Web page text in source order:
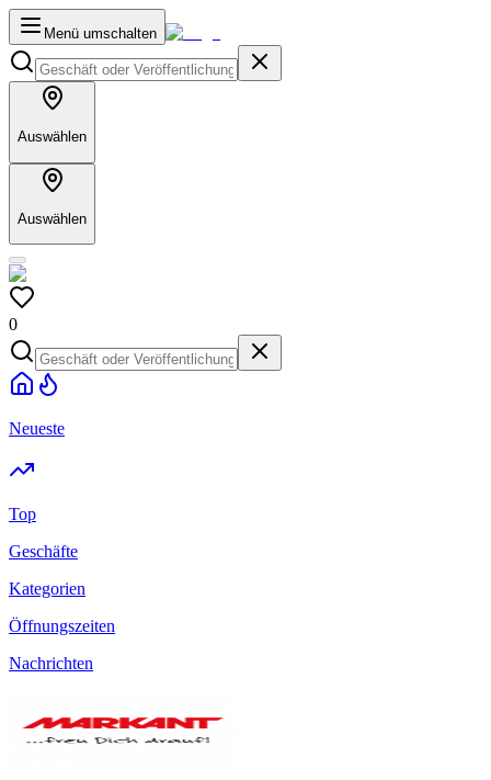
Menü umschalten
Auswählen
Auswählen
0
Neueste
Top
Geschäfte
Kategorien
Öffnungszeiten
Nachrichten